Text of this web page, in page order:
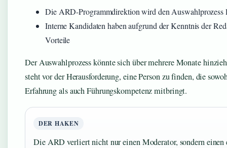
Die ARD-Programmdirektion wird den Auswahlprozess
Interne Kandidaten haben aufgrund der Kenntnis der
Vorteile
Der Auswahlprozess könnte sich über mehrere Monate
steht vor der Herausforderung, eine Person zu finden, die
Erfahrung als auch Führungskompetenz mitbringt.
DER HAKEN
Die ARD verliert nicht nur einen Moderator, sondern einen